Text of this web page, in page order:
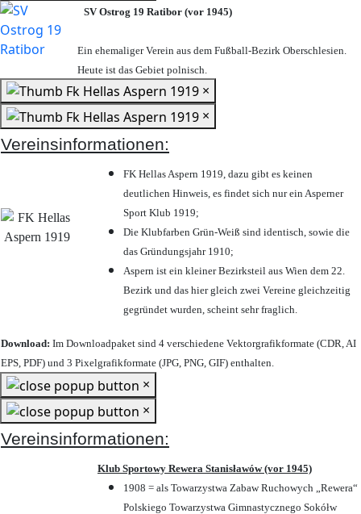
SV Ostrog 19 Ratibor (vor 1945)
Ein ehemaliger Verein aus dem Fußball-Bezirk Oberschlesien.
Heute ist das Gebiet polnisch.
×
×
Vereinsinformationen:
FK Hellas Aspern 1919, dazu gibt es keinen
deutlichen Hinweis, es findet sich nur ein Asperner
Sport Klub 1919;
Die Klubfarben Grün-Weiß sind identisch, sowie die
das Gründungsjahr 1910;
Aspern ist ein kleiner Bezirksteil aus Wien dem 22.
Bezirk und das hier gleich zwei Vereine gleichzeitig
gegründet wurden, scheint sehr fraglich.
Download: Im Downloadpaket sind 4 verschiedene Vektorgrafikformate (CDR, AI
EPS, PDF) und 3 Pixelgrafikformate (JPG, PNG, GIF) enthalten.
×
×
Vereinsinformationen:
Klub Sportowy Rewera Stanisławów (vor 1945)
1908 = als Towarzystwa Zabaw Ruchowych „Rewera“
Polskiego Towarzystwa Gimnastycznego Sokółw